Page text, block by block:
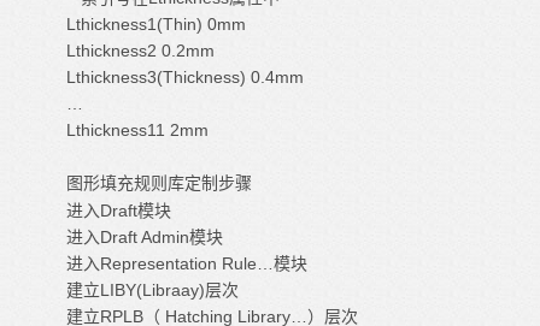
Lthickness1(Thin) 0mm
Lthickness2 0.2mm
Lthickness3(Thickness) 0.4mm
Lthickness11 2mm
图形填充规则库定制步骤
进入Draft模块
进入Draft Admin模块
进入Representation Rule…模块
建立LIBY(Libraay)层次
建立RPLB（ Hatching Library…）层次